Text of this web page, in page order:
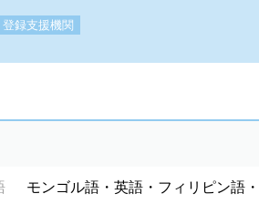
登録支援機関
モンゴル語・英語・フィリピン語